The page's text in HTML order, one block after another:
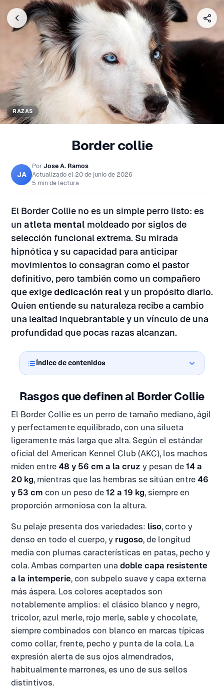
RAZAS
Border collie
JA
Por Jose A. Ramos
Actualizado el 20 de junio de 2026
5 min de lectura
El Border Collie no es un simple perro listo: es
un atleta mental moldeado por siglos de
selección funcional extrema. Su mirada
hipnótica y su capacidad para anticipar
movimientos lo consagran como el pastor
definitivo, pero también como un compañero
que exigededicación real y un propósito diario.
Quien entiende su naturaleza recibe a cambio
una lealtad inquebrantable y un vínculo de una
profundidad que pocas razas alcanzan.
Índice de contenidos
Rasgos que definen al Border Collie
El Border Collie es un perro de tamaño mediano, ágil
y perfectamente equilibrado, con una silueta
ligeramente más larga que alta. Según el estándar
oficial del American Kennel Club (AKC), los machos
miden entre 48 y 56 cm a la cruz y pesan de 14 a
20 kg, mientras que las hembras se sitúan entre 46
y 53 cm con un peso de 12 a 19 kg, siempre en
proporción armoniosa con la altura.
Su pelaje presenta dos variedades: liso, corto y
denso en todo el cuerpo, y rugoso, de longitud
media con plumas características en patas, pecho y
cola. Ambas comparten una doble capa resistente
a la intemperie, con subpelo suave y capa externa
más áspera. Los colores aceptados son
notablemente amplios: el clásico blanco y negro,
tricolor, azul merle, rojo merle, sable y chocolate,
siempre combinados con blanco en marcas típicas
como collar, frente, pecho y punta de la cola. La
expresión alerta de sus ojos almendrados,
habitualmente marrones, es uno de sus sellos
distintivos.